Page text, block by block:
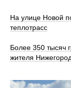
На улице Новой
теплотрасс
Более 350 тысяч
жителя